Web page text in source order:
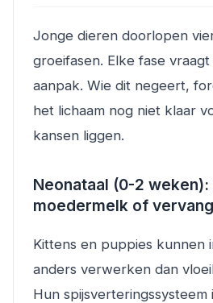
Jonge dieren doorlopen
groeifasen. Elke fase
aanpak. Wie dit negeert,
het lichaam nog niet klaar
kansen liggen.
Neonataal (0-2
moedermelk of
Kittens en puppies kunnen
anders verwerken dan
Hun